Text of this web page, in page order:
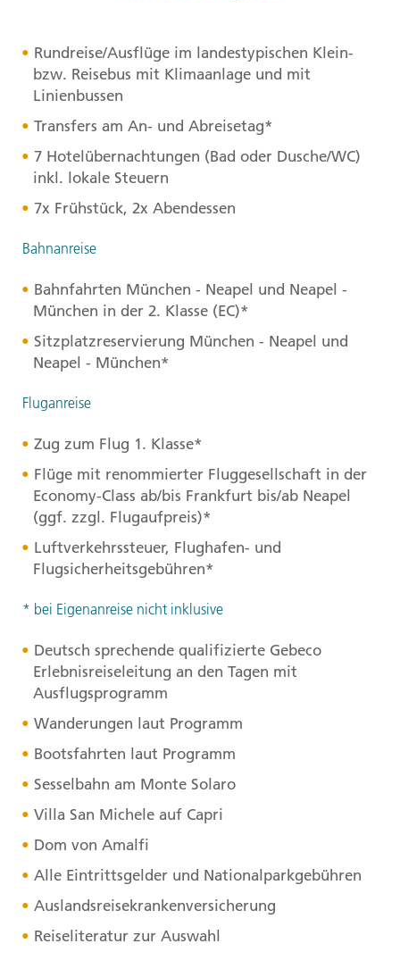
Rundreise/Ausflüge im landestypischen Klein-
bzw. Reisebus mit Klimaanlage und mit
Linienbussen
Transfers am An- und Abreisetag*
7 Hotelübernachtungen (Bad oder Dusche/WC)
inkl. lokale Steuern
7x Frühstück, 2x Abendessen
Bahnanreise
Bahnfahrten München - Neapel und Neapel -
München in der 2. Klasse (EC)*
Sitzplatzreservierung München - Neapel und
Neapel - München*
Fluganreise
Zug zum Flug 1. Klasse*
Flüge mit renommierter Fluggesellschaft in der
Economy-Class ab/bis Frankfurt bis/ab Neapel
(ggf. zzgl. Flugaufpreis)*
Luftverkehrssteuer, Flughafen- und
Flugsicherheitsgebühren*
* bei Eigenanreise nicht inklusive
Deutsch sprechende qualifizierte Gebeco
Erlebnisreiseleitung an den Tagen mit
Ausflugsprogramm
Wanderungen laut Programm
Bootsfahrten laut Programm
Sesselbahn am Monte Solaro
Villa San Michele auf Capri
Dom von Amalfi
Alle Eintrittsgelder und Nationalparkgebühren
Auslandsreisekrankenversicherung
Reiseliteratur zur Auswahl